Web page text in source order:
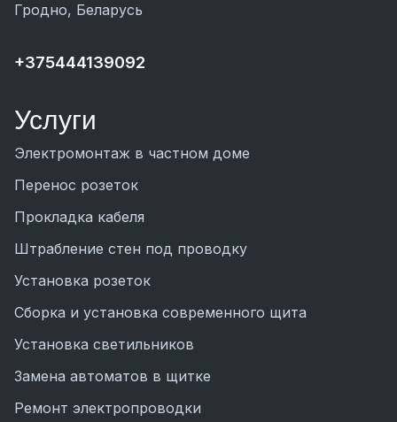
Гродно, Беларусь
+375444139092
Услуги
Электромонтаж в частном доме
Перенос розеток
Прокладка кабеля
Штрабление стен под проводку
Установка розеток
Сборка и установка современного щита
Установка светильников
Замена автоматов в щитке
Ремонт электропроводки